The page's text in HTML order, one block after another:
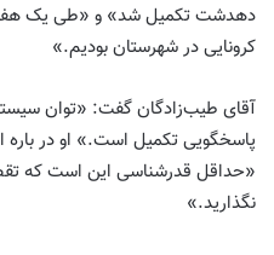
دهدشت تکمیل شد» و «طی یک هفته
کرونایی در شهرستان بودیم.»
آقای طیب‌زادگان گفت: «توان
پاسخگویی تکمیل است.» او در باره
«حداقل قدرشناسی این است که
نگذارید.»